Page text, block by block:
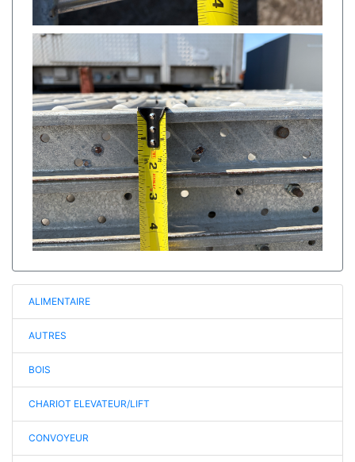
ALIMENTAIRE
AUTRES
BOIS
CHARIOT ELEVATEUR/LIFT
CONVOYEUR